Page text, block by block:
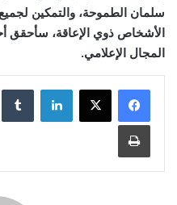
سلمان الطموحة، والتمكين
الأشخاص ذوي الإعاقة، سأحقق
المجال الإعلامي.
لينكدإن
طباعة